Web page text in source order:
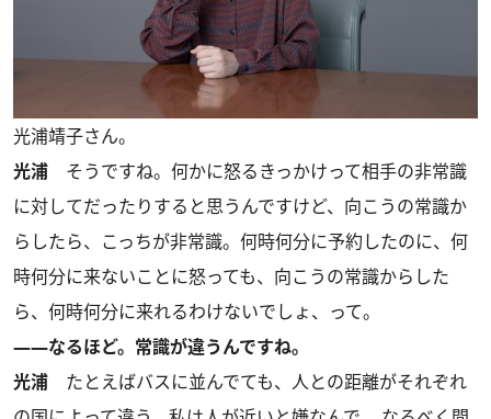
光浦靖子さん。
光浦 そうですね。何かに怒るきっかけって相手の非常識
に対してだったりすると思うんですけど、向こうの常識か
らしたら、こっちが非常識。何時何分に予約したのに、何
時何分に来ないことに怒っても、向こうの常識からした
ら、何時何分に来れるわけないでしょ、って。
――なるほど。常識が違うんですね。
光浦 たとえばバスに並んでても、人との距離がそれぞれ